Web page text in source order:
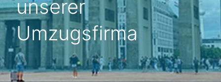
unserer
Umzugsfirma